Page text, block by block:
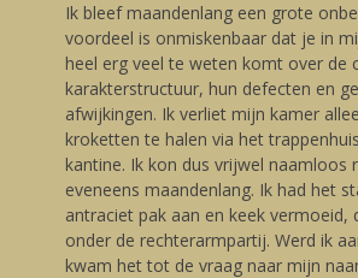
Ik bleef maandenlang een grote
voordeel is onmiskenbaar dat je in
heel erg veel te weten komt over de
karakterstructuur, hun defecten en
afwijkingen. Ik verliet mijn kamer
kroketten te halen via het
kantine. Ik kon dus vrijwel naamloos
eveneens maandenlang. Ik had het
antraciet pak aan en keek vermoeid,
onder de rechterarmpartij. Werd ik
kwam het tot de vraag naar mijn